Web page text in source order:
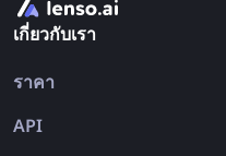
เกี่ยวกับเรา
ราคา
API